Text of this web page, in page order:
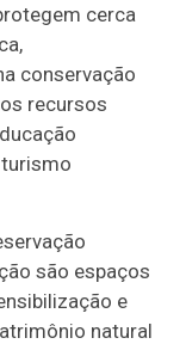
cerca
conservação
recursos
são espaços
e
natural